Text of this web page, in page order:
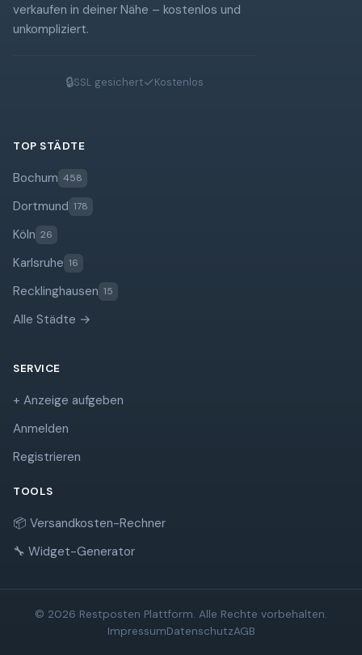
verkaufen in deiner Nähe – kostenlos und
unkompliziert.
🔒SSL gesichert✓Kostenlos
TOP STÄDTE
Bochum 458
Dortmund 178
Köln 26
Karlsruhe 16
Recklinghausen 15
Alle Städte →
SERVICE
+ Anzeige aufgeben
Anmelden
Registrieren
TOOLS
📦 Versandkosten-Rechner
🔧 Widget-Generator
© 2026 Restposten Plattform. Alle Rechte vorbehalten.
ImpressumDatenschutzAGB